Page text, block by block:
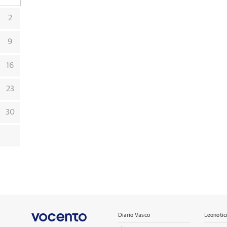
2
9
16
23
30
Diario Vasco